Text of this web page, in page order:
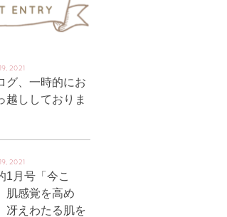
2021
グ、一時的にお
越ししておりま
2021
1月号「今こ
肌感覚を高め
冴えわたる肌を